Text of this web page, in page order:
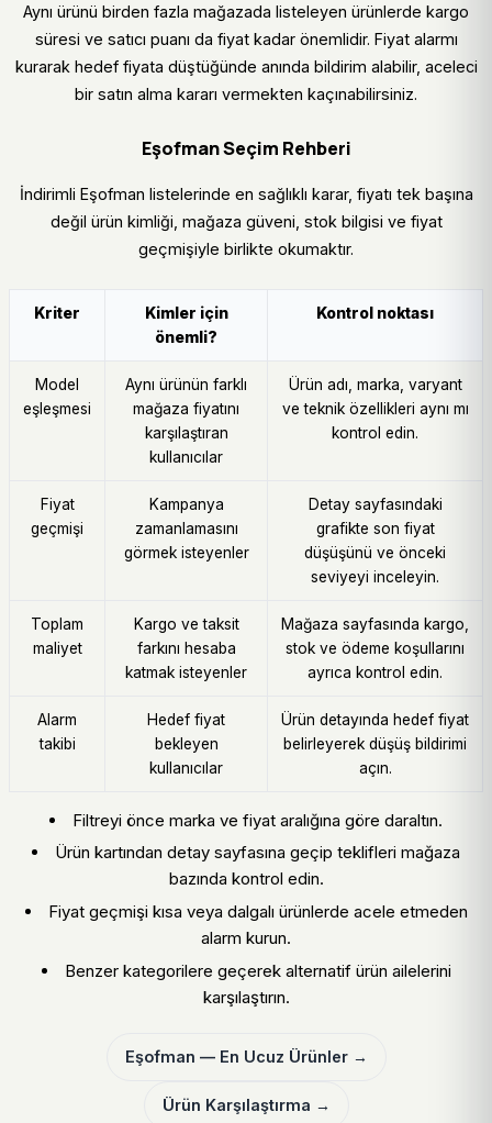
Aynı ürünü birden fazla mağazada listeleyen ürünlerde kargo
süresi ve satıcı puanı da fiyat kadar önemlidir. Fiyat alarmı
kurarak hedef fiyata düştüğünde anında bildirim alabilir, aceleci
bir satın alma kararı vermekten kaçınabilirsiniz.
Eşofman Seçim Rehberi
İndirimli Eşofman listelerinde en sağlıklı karar, fiyatı tek başına
değil ürün kimliği, mağaza güveni, stok bilgisi ve fiyat
geçmişiyle birlikte okumaktır.
Kriter
Kimler için
önemli?
Kontrol noktası
Model
eşleşmesi
Aynı ürünün farklı
mağaza fiyatını
karşılaştıran
kullanıcılar
Ürün adı, marka, varyant
ve teknik özellikleri aynı mı
kontrol edin.
Fiyat
geçmişi
Kampanya
zamanlamasını
görmek isteyenler
Detay sayfasındaki
grafikte son fiyat
düşüşünü ve önceki
seviyeyi inceleyin.
Toplam
maliyet
Kargo ve taksit
farkını hesaba
katmak isteyenler
Mağaza sayfasında kargo,
stok ve ödeme koşullarını
ayrıca kontrol edin.
Alarm
takibi
Hedef fiyat
bekleyen
kullanıcılar
Ürün detayında hedef fiyat
belirleyerek düşüş bildirimi
açın.
Filtreyi önce marka ve fiyat aralığına göre daraltın.
Ürün kartından detay sayfasına geçip teklifleri mağaza
bazında kontrol edin.
Fiyat geçmişi kısa veya dalgalı ürünlerde acele etmeden
alarm kurun.
Benzer kategorilere geçerek alternatif ürün ailelerini
karşılaştırın.
Eşofman — En Ucuz Ürünler →
Ürün Karşılaştırma →